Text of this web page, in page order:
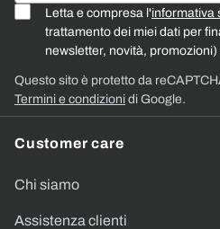
Customer care
Chi siamo
Assistenza clienti
Letta e compresa l'informativa
trattamento dei miei dati per
newsletter, novità,
Questo sito è protetto da
Termini e condizioni di Google.